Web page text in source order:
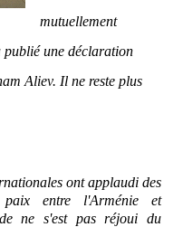
mutuellement
publié une déclaration
Aliev. Il ne reste plus
ont applaudi des
entre l'Arménie et
ne s'est pas réjoui du